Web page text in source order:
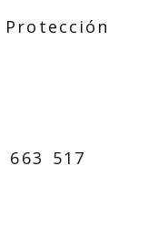
663 517